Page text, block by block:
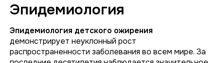
Эпидемиология
Эпидемиология детского ожирения
демонстрирует неуклонный рост
распространенности заболевания во всем мире. За